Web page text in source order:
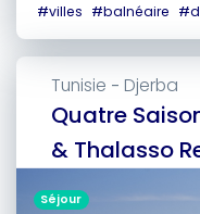
#villes #balnéaire #
Quatre
& Thalasso
Tunisie - Djerba
Séjour